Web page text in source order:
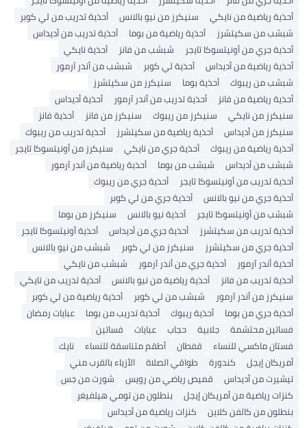
أحذية رياضية من نايكي
سنيكرز من نيو بالانس
أحذية تدريب من لي كوبر
شبشب من سكيتشرز
أحذية رياضية من بوما
أحذية تدريب من أديداس
أحذية جري من أونيتسوكا تايجر
شبشب من فانز
أحذية نايكي
أحذية رياضية من أديداس
أحذية لي كوبر
شبشب من أندر آرمور
شبشب من ريبوك
أحذية بوما
سنيكرز من سكيتشرز
أحذية رياضية من فانز
أحذية تدريب من أندر آرمور
أحذية أديداس
سنيكرز من نايكي
سنيكرز من ريبوك سنيكرز من فانز
أحذية فانز
سنيكرز من أديداس
أحذية رياضية من سكيتشرز
أحذية تدريب من ريبوك
أحذية رياضية من ريبوك
أحذية جري من نايكي
سنيكرز من أونيتسوكا تايجر
شبشب من أديداس
شبشب من بوما
أحذية رياضية من أندر آرمور
أحذية تدريب من أونيتسوكا تايجر
أحذية جري من ريبوك
أحذية جري من نيو بالانس
أحذية جري من لي كوبر
شبشب من أونيتسوكا تايجر
أحذية نيو بالانس
سنيكرز من بوما
أحذية تدريب من سكيتشرز
أحذية جري من أديداس
أحذية أونيتسوكا تايجر
أحذية جري من سكيتشرز
سنيكرز من لي كوبر
شبشب من نيو بالانس
أحذية أندر آرمور
أحذية جري من أندر آرمور
شبشب من نايكي
أحذية تدريب من فانز
أحذية رياضية من نيو بالانس
أحذية تدريب من نايكي
سنيكرز من أندر آرمور
شبشب من لي كوبر
أحذية رياضية من لي كوبر
أحذية جري من بوما
أحذية ريبوك أحذية تدريب من بوما
عبايات رمضان
فساتين محتشمة
جلابية حجاب عبايات
فساتين
فستان ماكسي للنساء
قفطان أطقم متناسقة للنساء
نايك
أمريكان إيجل
كندورة طواقي الصلاة
الأزياء بالقرب مني
تيشيرت من أديداس
قميص رياضي من رويس
شورت من جس
كنزات رياضية من أمريكان إيجل
بنطلون من تومي هيلفيغر
بنطلون من كالفن كلاين
كنزات رياضية من أديداس